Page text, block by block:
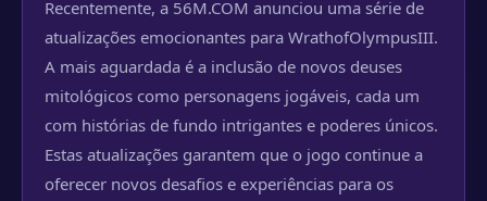
Recentemente, a 56M.COM anunciou uma série de
atualizações emocionantes para WrathofOlympusIII.
A mais aguardada é a inclusão de novos deuses
mitológicos como personagens jogáveis, cada um
com histórias de fundo intrigantes e poderes únicos.
Estas atualizações garantem que o jogo continue a
oferecer novos desafios e experiências para os